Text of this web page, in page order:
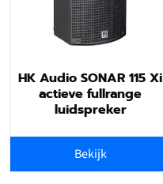
HK Audio SONAR 115 Xi
actieve fullrange
luidspreker
Bekijk